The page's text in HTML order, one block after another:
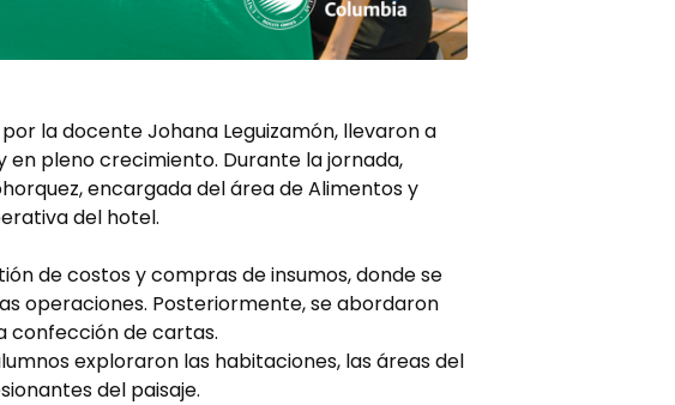
la docente Johana Leguizamón, llevaron a
pleno crecimiento. Durante la jornada,
encargada del área de Alimentos y
del hotel.
de costos y compras de insumos, donde se
operaciones. Posteriormente, se abordaron
confección de cartas.
exploraron las habitaciones, las áreas del
del paisaje.